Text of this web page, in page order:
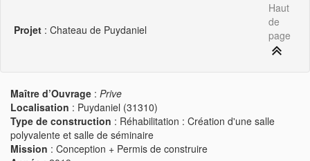
Projet : Chateau de Puydaniel
Haut
de
page
Maître d’Ouvrage : Prive
Localisation : Puydaniel (31310)
Type de construction : Réhabilitation : Création d'une salle
polyvalente et salle de séminaire
Mission : Conception + Permis de construire